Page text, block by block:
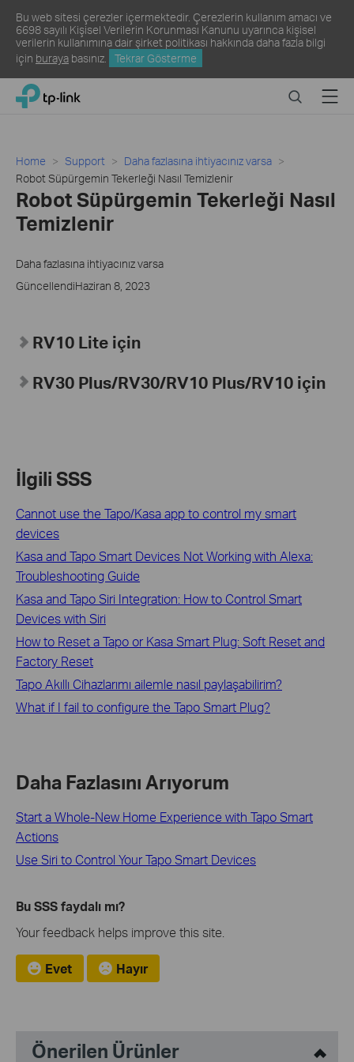
Bu web sitesi çerezler içermektedir. Çerezlerin kullanım amacı ve
6698 sayılı Kişisel Verilerin Korunması Kanunu uyarınca kişisel
verilerin kullanımına dair şirket politikası hakkında daha fazla bilgi
için buraya basınız. Tekrar Gösterme
Click
navigation
TP-Link, Reliably Smart SearchMenu
Home Support
Daha fazlasına ihtiyacınız varsa
Robot Süpürgemin Tekerleği Nasıl Temizlenir
Robot Süpürgemin Tekerleği Nasıl
Temizlenir
Daha fazlasına ihtiyacınız varsa
GüncellendiHaziran 8, 2023
RV10 Lite için
RV30 Plus/RV30/RV10 Plus/RV10 için
İlgili SSS
Cannot use the Tapo/Kasa app to control my smart
devices
Kasa and Tapo Smart Devices Not Working with Alexa:
Troubleshooting Guide
Kasa and Tapo Siri Integration: How to Control Smart
Devices with Siri
How to Reset a Tapo or Kasa Smart Plug: Soft Reset and
Factory Reset
Tapo Akıllı Cihazlarımı ailemle nasıl paylaşabilirim?
What if I fail to configure the Tapo Smart Plug?
Daha Fazlasını Arıyorum
Start a Whole-New Home Experience with Tapo Smart
Actions
Use Siri to Control Your Tapo Smart Devices
Bu SSS faydalı mı?
Your feedback helps improve this site.
Evet Hayır
Önerilen Ürünler